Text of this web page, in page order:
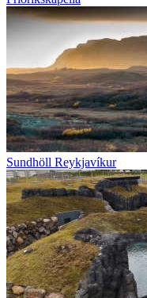
Sundhöll Reykjavíkur